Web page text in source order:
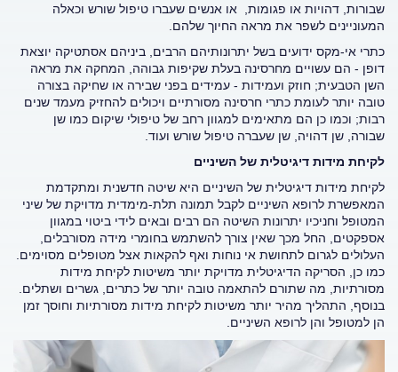
שבורות, דהויות או פגומות, או אנשים שעברו טיפול שורש וכאלה
המעוניינים לשפר את מראה החיוך שלהם.
כתרי אי-מקס ידועים בשל יתרונותיהם הרבים, ביניהם אסתטיקה יוצאת
דופן - הם עשויים מחרסינה בעלת שקיפות גבוהה, המחקה את מראה
השן הטבעית; חוזק ועמידות - עמידים בפני שבירה או שחיקה בצורה
טובה יותר לעומת כתרי חרסינה מסורתיים ויכולים להחזיק מעמד שנים
רבות; וכמו כן הם מתאימים למגוון רחב של טיפולי שיקום כמו שן
שבורה, שן דהויה, שן שעברה טיפול שורש ועוד.
לקיחת מידות דיגיטלית של השיניים
לקיחת מידות דיגיטלית של השיניים היא שיטה חדשנית ומתקדמת
המאפשרת לרופא השיניים לקבל תמונה תלת-מימדית מדויקת של שיני
המטופל וחניכיו יתרונות השיטה הם רבים ובאים לידי ביטוי במגוון
אספקטים, החל מכך שאין צורך להשתמש בחומרי מידה מסורבלים,
העלולים לגרום לתחושת אי נוחות ואף להקאות אצל מטופלים מסוימים.
כמו כן, הסריקה הדיגיטלית מדויקת יותר משיטות לקיחת מידות
מסורתיות, מה שתורם להתאמה טובה יותר של כתרים, גשרים ושתלים.
בנוסף, התהליך מהיר יותר משיטות לקיחת מידות מסורתיות וחוסך זמן
הן למטופל והן לרופא השיניים